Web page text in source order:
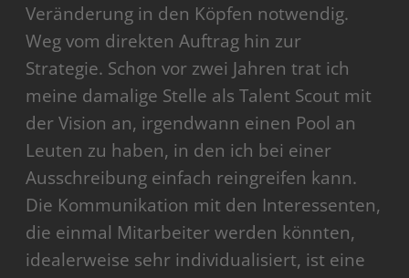
Veränderung in den Köpfen notwendig.
Weg vom direkten Auftrag hin zur
Strategie. Schon vor zwei Jahren trat ich
meine damalige Stelle als Talent Scout mit
der Vision an, irgendwann einen Pool an
Leuten zu haben, in den ich bei einer
Ausschreibung einfach reingreifen kann.
Die Kommunikation mit den Interessenten,
die einmal Mitarbeiter werden könnten,
idealerweise sehr individualisiert, ist eine